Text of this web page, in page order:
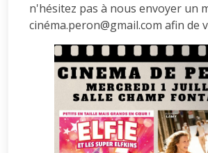
n'hésitez pas à nous envoyer un
cinéma.peron@gmail.com afin de